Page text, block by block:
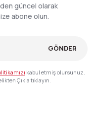
güncel olarak
abone olun.
GÖNDER
kabul etmiş olursunuz.
Çık'a tıklayın.